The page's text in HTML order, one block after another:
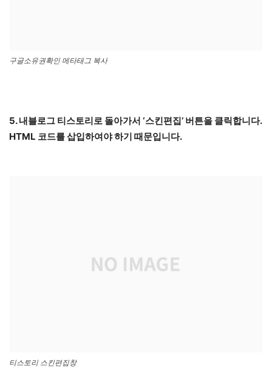
구글소유권확인 메타태그 복사
5. 내블로그 티스토리로 돌아가서 ‘스킨편집’ 버튼을 클릭합니다.
HTML 코드를 삽입하여야 하기 때문입니다.
티스토리 스킨편집창